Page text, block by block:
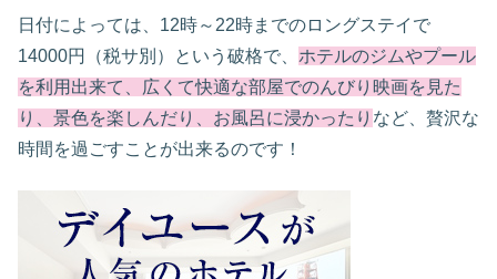
日付によっては、12時～22時までのロングステイで
14000円（税サ別）という破格で、 ホテルのジムやプール
を利用出来て、広くて快適な部屋でのんびり映画を見た
り、景色を楽しんだり、お風呂に浸かったり など、贅沢な
時間を過ごすことが出来るのです！